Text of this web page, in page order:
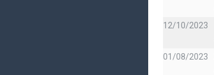
12/10/2023
01/08/2023